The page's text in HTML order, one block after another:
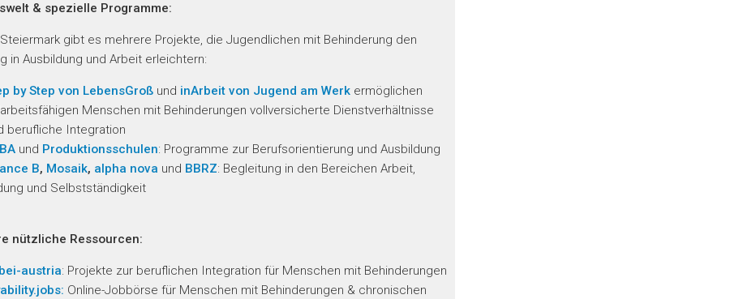
& spezielle Programme:
Steiermark gibt es mehrere Projekte, die Jugendlichen mit Behinderung den
in Ausbildung und Arbeit erleichtern:
by Step von LebensGroß und inArbeit von Jugend am Werk ermöglichen
Menschen mit Behinderungen vollversicherte Dienstverhältnisse
berufliche Integration
und Produktionsschulen: Programme zur Berufsorientierung und Ausbildung
B, Mosaik, alpha nova und BBRZ: Begleitung in den Bereichen Arbeit,
und Selbstständigkeit
nützliche Ressourcen:
austria: Projekte zur beruflichen Integration für Menschen mit Behinderungen
Online-Jobbörse für Menschen mit Behinderungen & chronischen